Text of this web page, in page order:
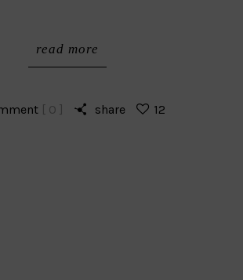
read more
[ 0 ] share 12